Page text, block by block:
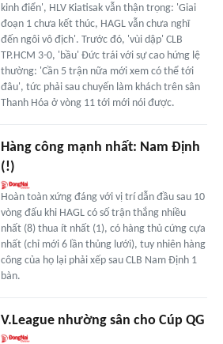
kinh điển', HLV Kiatisak vẫn thận trọng: 'Giai
đoạn 1 chưa kết thúc, HAGL vẫn chưa nghĩ
đến ngôi vô địch'. Trước đó, 'vùi dập' CLB
TP.HCM 3-0, 'bầu' Đức trái với sự cao hứng lệ
thường: 'Cần 5 trận nữa mới xem có thể tới
đâu', tức phải sau chuyến làm khách trên sân
Thanh Hóa ở vòng 11 tới mới nói được.
Hàng công mạnh nhất: Nam Định
(!)
Hoàn toàn xứng đáng với vị trí dẫn đầu sau 10
vòng đấu khi HAGL có số trận thắng nhiều
nhất (8) thua ít nhất (1), có hàng thủ cứng cựa
nhất (chỉ mới 6 lần thủng lưới), tuy nhiên hàng
công của họ lại phải xếp sau CLB Nam Định 1
bàn.
V.League nhường sân cho Cúp QG